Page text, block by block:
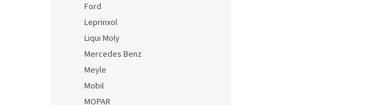
Ford
Leprinxol
Liqui Moly
Mercedes Benz
Meyle
Mobil
MOPAR